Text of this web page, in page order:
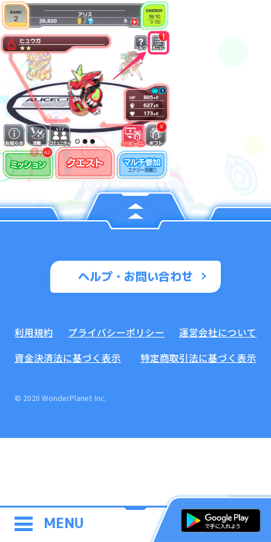
MENU
ヘルプ・お問い合わせ
利用規約 プライバシーポリシー
運営会社について
資金決済法に基づく表示
特定商取引法に基づく表示
© 2020 WonderPlanet Inc.